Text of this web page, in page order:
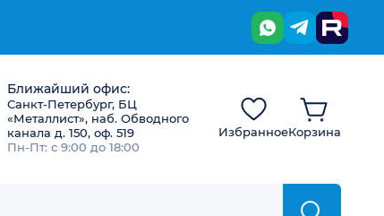
Ближайший офис:
Санкт-Петербург, БЦ
«Металлист», наб. Обводного
канала д. 150, оф. 519
Пн-Пт: с 9:00 до 18:00
ИзбранноеКорзина